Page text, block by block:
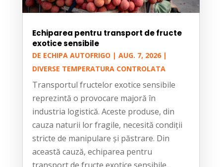
Echiparea pentru transport de fructe
exotice sensibile
DE ECHIPA AUTOFRIGO | AUG. 7, 2026|
DIVERSE TEMPERATURA CONTROLATA
Transportul fructelor exotice sensibile
reprezintă o provocare majoră în
industria logistică. Aceste produse, din
cauza naturii lor fragile, necesită condiții
stricte de manipulare și păstrare. Din
această cauză, echiparea pentru